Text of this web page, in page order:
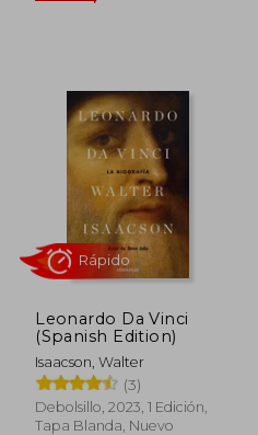
40%
dcto.
Leonardo Da Vinci
(Spanish Edition)
Isaacson, Walter
(3)
Debolsillo, 2023, 1 Edición,
Tapa Blanda, Nuevo